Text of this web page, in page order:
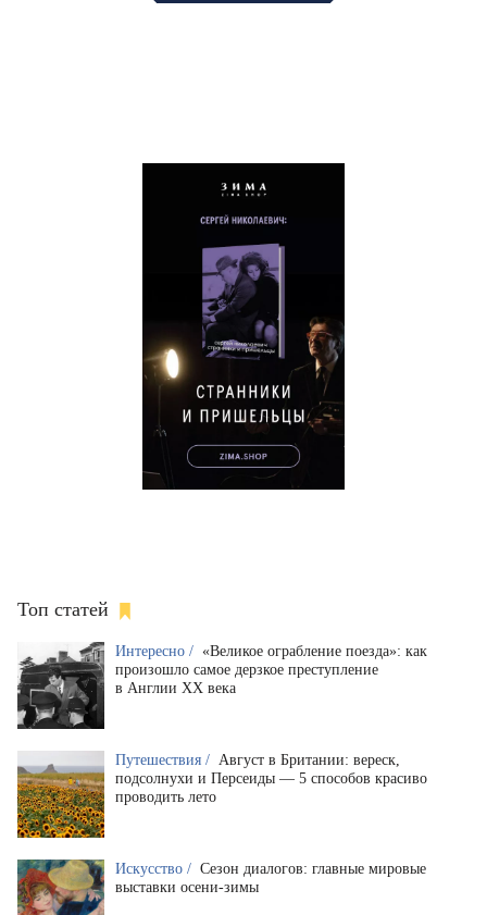
Топ статей
Интересно / «Великое ограбление поезда»: как
произошло самое дерзкое преступление
в Англии XX века
Путешествия / Август в Британии: вереск,
подсолнухи и Персеиды — 5 способов красиво
проводить лето
Искусство / Сезон диалогов: главные мировые
выставки осени-зимы